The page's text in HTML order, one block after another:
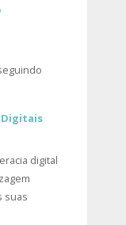
Digitais
digital
suas